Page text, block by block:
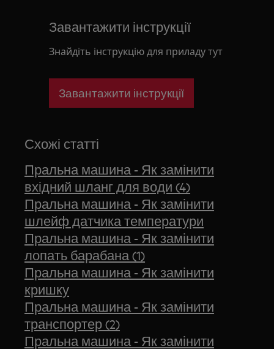
Завантажити інструкції
Знайдіть інструкцію для приладу тут
Завантажити інструкції
Схожі статті
Пральна машина - Як замінити
вхідний шланг для води (4)
Пральна машина - Як замінити
шлейф датчика температури
Пральна машина - Як замінити
лопать барабана (1)
Пральна машина - Як замінити
кришку
Пральна машина - Як замінити
транспортер (2)
Пральна машина - Як замінити